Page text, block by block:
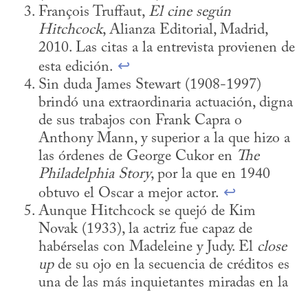
François Truffaut, El cine según
Hitchcock, Alianza Editorial, Madrid,
2010. Las citas a la entrevista provienen de
esta edición. ↩
Sin duda James Stewart (1908-1997)
brindó una extraordinaria actuación, digna
de sus trabajos con Frank Capra o
Anthony Mann, y superior a la que hizo a
las órdenes de George Cukor en The
Philadelphia Story, por la que en 1940
obtuvo el Oscar a mejor actor. ↩
Aunque Hitchcock se quejó de Kim
Novak (1933), la actriz fue capaz de
habérselas con Madeleine y Judy. El close
up de su ojo en la secuencia de créditos es
una de las más inquietantes miradas en la